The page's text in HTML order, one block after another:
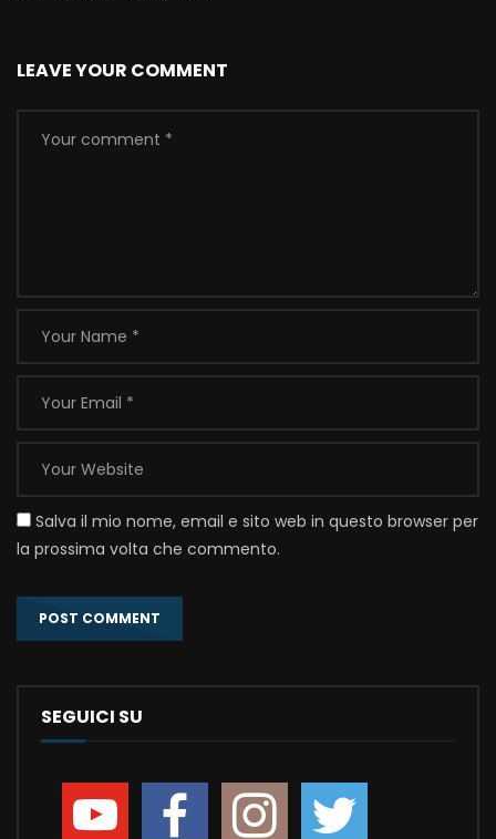
LEAVE YOUR COMMENT
Salva il mio nome, email e sito web in questo browser per
la prossima volta che commento.
SEGUICI SU